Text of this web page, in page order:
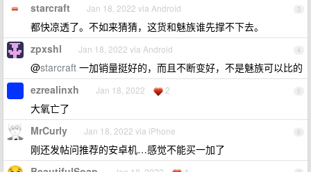
3
starcraft Jan 18, 2022 via Android
都快凉透了。不如来猜猜，这货和魅族谁先撑不下去。
4
zpxshl Jan 18, 2022 via Android
@starcraft 一加销量挺好的，而且不断变好，不是魅族可以比的
5
ezrealinxh Jan 18, 2022 2
大氧亡了
6
MrCurly Jan 18, 2022 via iPhone
刚还发帖问推荐的安卓机…感觉不能买一加了